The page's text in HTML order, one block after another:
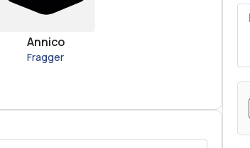
Annico
Fragger